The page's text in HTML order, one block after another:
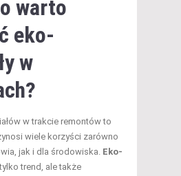
warto
eko-
w
w trakcie remontów to
wiele korzyści zarówno
jak i dla środowiska. Eko-
trend, ale także